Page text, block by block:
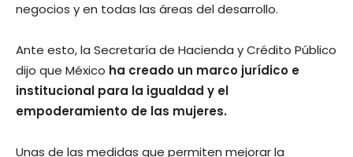
negocios y en todas las áreas del desarrollo.
Ante esto, la Secretaría de Hacienda y Crédito Público
dijo que México ha creado un marco jurídico e
institucional para la igualdad y el
empoderamiento de las mujeres.
Unas de las medidas que permiten mejorar la